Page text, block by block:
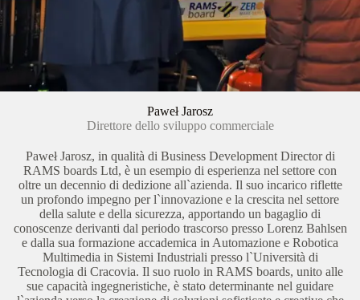
Paweł Jarosz
Direttore dello sviluppo commerciale
Paweł Jarosz, in qualità di Business Development Director di
RAMS boards Ltd, è un esempio di esperienza nel settore con
oltre un decennio di dedizione all`azienda. Il suo incarico riflette
un profondo impegno per l`innovazione e la crescita nel settore
della salute e della sicurezza, apportando un bagaglio di
conoscenze derivanti dal periodo trascorso presso Lorenz Bahlsen
e dalla sua formazione accademica in Automazione e Robotica
Multimedia in Sistemi Industriali presso l`Università di
Tecnologia di Cracovia. Il suo ruolo in RAMS boards, unito alle
sue capacità ingegneristiche, è stato determinante nel guidare